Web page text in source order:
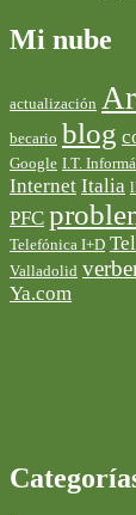
Mi nube
actualización
becario blog
Google I.T.
Internet Italia
PFC
Telefónica I+D
Valladolid
Ya.com